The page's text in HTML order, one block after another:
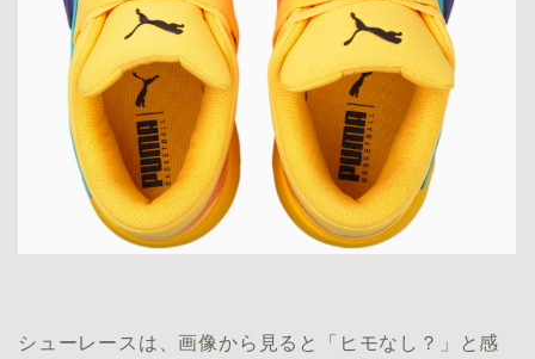
シューレースは、画像から見ると「ヒモなし？」と感